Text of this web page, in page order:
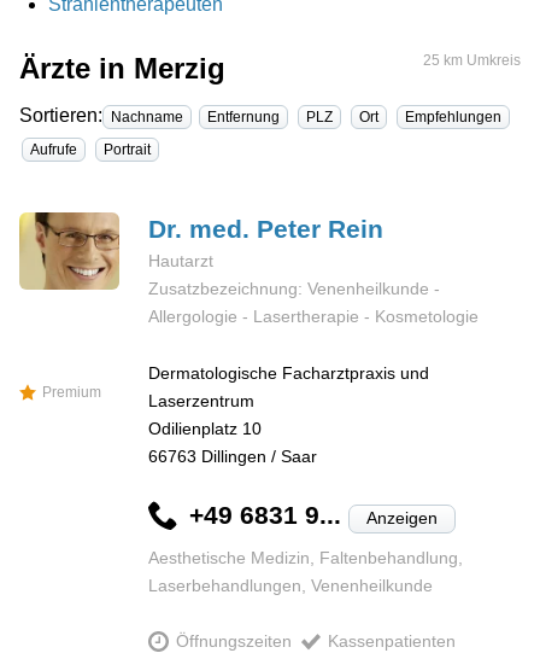
Strahlentherapeuten
Ärzte in Merzig 25 km Umkreis
Sortieren: Nachname Entfernung PLZ Ort
Empfehlungen
Aufrufe
Portrait
Premium
Dr. med. Peter Rein
Hautarzt
Zusatzbezeichnung: Venenheilkunde -
Allergologie - Lasertherapie - Kosmetologie
Dermatologische Facharztpraxis und
Laserzentrum
Odilienplatz 10
66763 Dillingen / Saar
+49 6831 9... Anzeigen
Aesthetische Medizin, Faltenbehandlung,
Laserbehandlungen, Venenheilkunde
Öffnungszeiten
Kassenpatienten